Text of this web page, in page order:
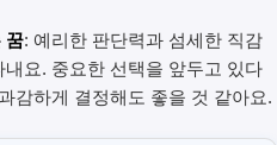
꿈: 예리한 판단력과 섬세한 직감
요. 중요한 선택을 앞두고 있다
감하게 결정해도 좋을 것 같아요.